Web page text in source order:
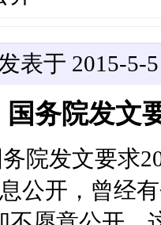
表于 2015-5-5
务院发文
院发文要求
公开，曾经